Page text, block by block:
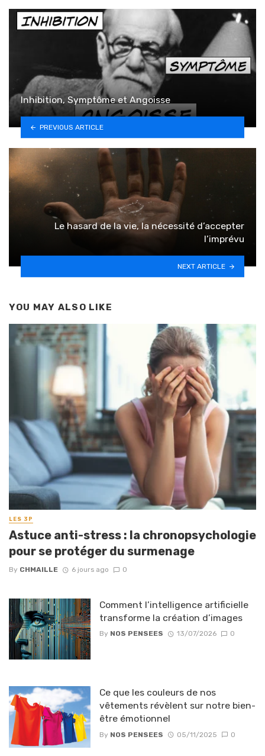
Inhibition, Symptôme et Angoisse
PREVIOUS ARTICLE
Le hasard de la vie, la nécessité d’accepter
l’imprévu
NEXT ARTICLE
YOU MAY ALSO LIKE
LES 3P
Astuce anti-stress : la chronopsychologie
pour se protéger du surmenage
By CHMAILLE 6 jours ago 0
Comment l’intelligence artificielle
transforme la création d’images
By NOS PENSEES 13/07/2026 0
Ce que les couleurs de nos
vêtements révèlent sur notre bien-
être émotionnel
By NOS PENSEES 05/11/2025 0